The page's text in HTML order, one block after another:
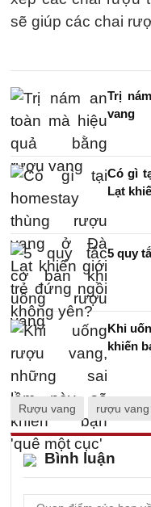
sẽ giúp các chai
Trị
vang
Có gì
Lạt
5 quy
Khi
khiến
Rượu vang rượu
Bình luận